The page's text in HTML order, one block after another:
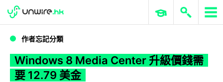
WWDC 2026 ERP 與商業 AI
作者忘記分類
Windows 8 Media Center 升級價錢需
要 12.79 美金